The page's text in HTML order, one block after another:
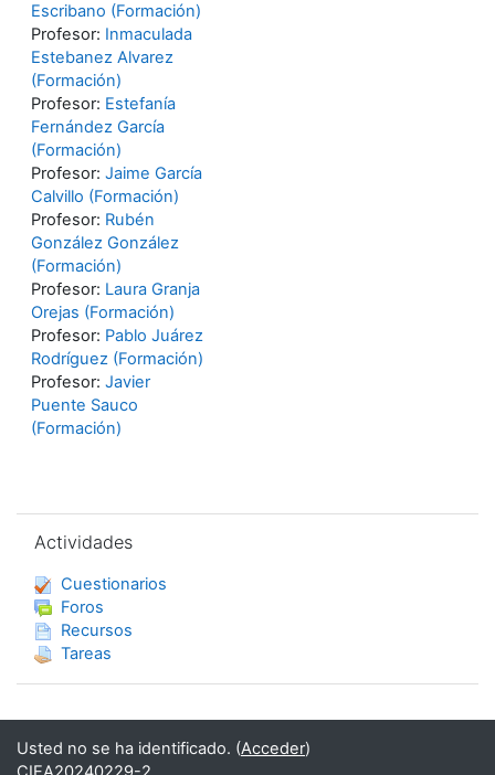
Escribano (Formación)
Profesor: Inmaculada
Estebanez Alvarez
(Formación)
Profesor: Estefanía
Fernández García
(Formación)
Profesor: Jaime García
Calvillo (Formación)
Profesor: Rubén
González González
(Formación)
Profesor: Laura Granja
Orejas (Formación)
Profesor: Pablo Juárez
Rodríguez (Formación)
Profesor: Javier
Puente Sauco
(Formación)
Actividades
Cuestionarios
Foros
Recursos
Tareas
Usted no se ha identificado. (Acceder)